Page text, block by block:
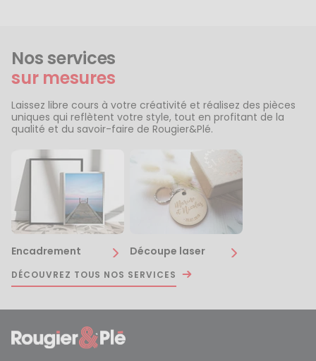
Nos services
sur mesures
Laissez libre cours à votre créativité et réalisez des pièces
uniques qui reflètent votre style, tout en profitant de la
qualité et du savoir-faire de Rougier&Plé.
Encadrement Découpe laser
DÉCOUVREZ TOUS NOS SERVICES